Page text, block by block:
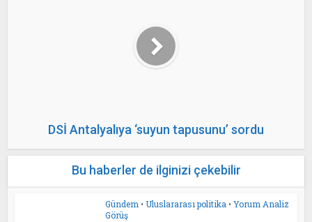
DSİ Antalyalıya ‘suyun tapusunu’ sordu
Bu haberler de ilginizi çekebilir
Gündem • Uluslararası politika • Yorum Analiz
Görüş